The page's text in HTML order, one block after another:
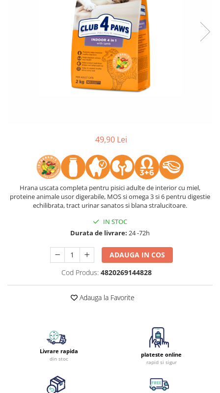
49,90 Lei
Hrana uscata completa pentru pisici adulte de interior cu miel,
proteine animale usor digerabile, MOS si omega 3 si 6 pentru digestie
echilibrata, tract urinar sanatos si blana stralucitoare.
IN STOC
Durata de livrare: 24 -72h
ADAUGA IN COS
Cod Produs: 4820269144828
Adauga la Favorite
Livrare rapida
din stoc
plateste online
rapid si sigur